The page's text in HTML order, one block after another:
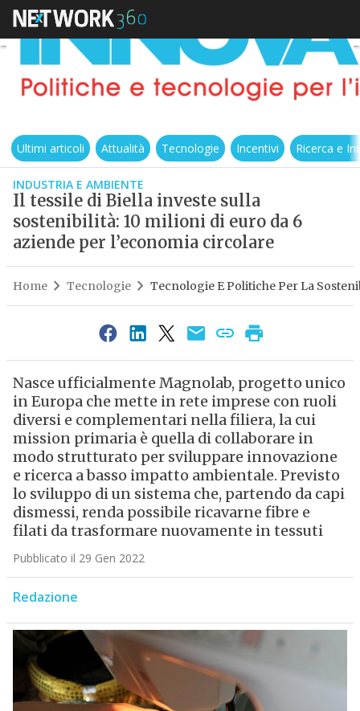
Ultimi articoli Attualità Tecnologie Incentivi Ricerca e
INDUSTRIA E AMBIENTE
Il tessile di Biella investe sulla
sostenibilità: 10 milioni di euro da 6
aziende per l’economia circolare
Home Tecnologie Tecnologie E Politiche Per La
Nasce ufficialmente Magnolab, progetto unico
in Europa che mette in rete imprese con ruoli
diversi e complementari nella filiera, la cui
mission primaria è quella di collaborare in
modo strutturato per sviluppare innovazione
e ricerca a basso impatto ambientale. Previsto
lo sviluppo di un sistema che, partendo da capi
dismessi, renda possibile ricavarne fibre e
filati da trasformare nuovamente in tessuti
Pubblicato il 29 Gen 2022
Redazione